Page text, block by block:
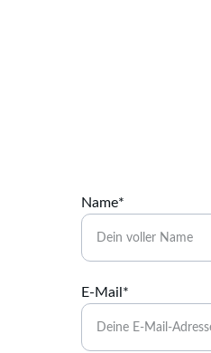
Name*
E-Mail*